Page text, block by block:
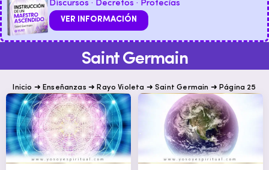
Discursos · Decretos · Profecías
VER INFORMACIÓN
Saint Germain
Inicio ➜ Enseñanzas ➜ Rayo Violeta ➜Saint Germain ➜ Página 25